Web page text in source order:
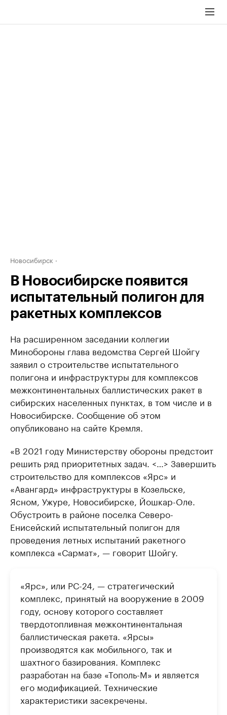
Новосибирск
В Новосибирске появится
испытательный полигон для
ракетных комплексов
На расширенном заседании коллегии
Минобороны глава ведомства Сергей Шойгу
заявил о строительстве испытательного
полигона и инфраструктуры для комплексов
межконтинентальных баллистических ракет в
сибирских населенных пунктах, в том числе и в
Новосибирске. Сообщение об этом
опубликовано на сайте Кремля.
«В 2021 году Министерству обороны предстоит
решить ряд приоритетных задач. <…> Завершить
строительство для комплексов «Ярс» и
«Авангард» инфраструктуры в Козельске,
Ясном, Ужуре, Новосибирске, Йошкар-Оле.
Обустроить в районе поселка Северо-
Енисейский испытательный полигон для
проведения летных испытаний ракетного
комплекса «Сармат», — говорит Шойгу.
«Ярс», или РС-24, — стратегический
комплекс, принятый на вооружение в 2009
году, основу которого составляет
твердотопливная межконтинентальная
баллистическая ракета. «Ярсы»
производятся как мобильного, так и
шахтного базирования. Комплекс
разработан на базе «Тополь-М» и является
его модификацией. Технические
характеристики засекречены.